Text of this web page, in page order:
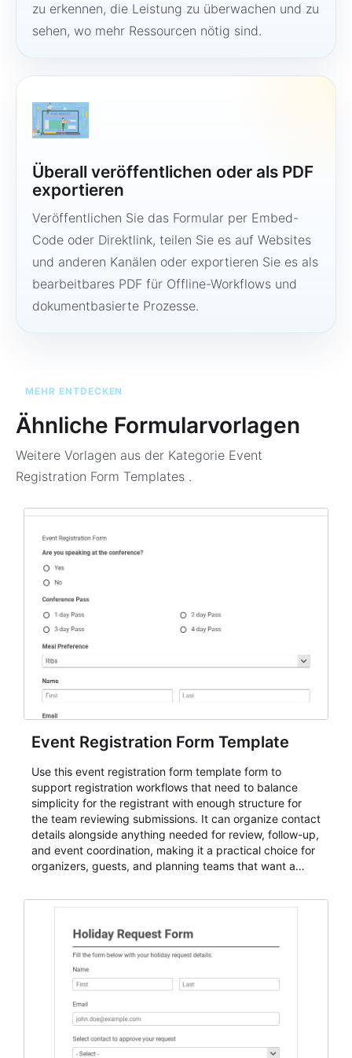
zu erkennen, die Leistung zu überwachen und zu
sehen, wo mehr Ressourcen nötig sind.
Überall veröffentlichen oder als PDF
exportieren
Veröffentlichen Sie das Formular per Embed-
Code oder Direktlink, teilen Sie es auf Websites
und anderen Kanälen oder exportieren Sie es als
bearbeitbares PDF für Offline-Workflows und
dokumentbasierte Prozesse.
MEHR ENTDECKEN
Ähnliche Formularvorlagen
Weitere Vorlagen aus der Kategorie Event
Registration Form Templates .
Event Registration Form Template
Use this event registration form template form to
support registration workflows that need to balance
simplicity for the registrant with enough structure for
the team reviewing submissions. It can organize contact
details alongside anything needed for review, follow-up,
and event coordination, making it a practical choice for
organizers, guests, and planning teams that want a
and participant management. The form is suitable for
student enrollment, volunteer registration, business
event intake, and membership participation. It helps
keep responses standardized so organizers can
evaluate submissions, manage next steps, and maintain
cleaner registration records over time.